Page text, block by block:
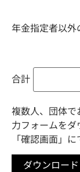
年金指定者以外
合計
複数人、団体
力フォームを
「確認画面」
ダウンロード